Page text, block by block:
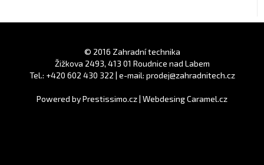
© 2016 Zahradní technika
Žižkova 2493, 413 01 Roudnice nad Labem
Tel.: +420 602 430 322 | e-mail: prodej@zahradnitech.cz
Powered byPrestissimo.cz| Webdesing Caramel.cz